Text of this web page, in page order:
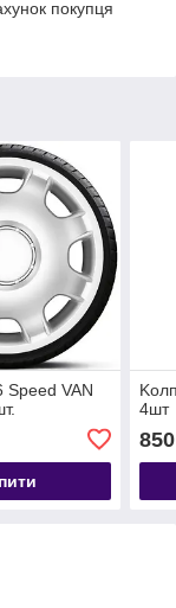
покупця
Speed VAN
4шт
850